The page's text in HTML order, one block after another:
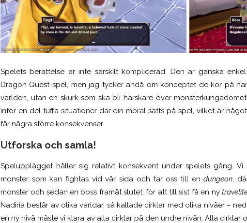
Spelets berättelse är inte särskilt komplicerad. Den är ganska
Dragon Quest-spel, men jag tycker ändå om konceptet de kör på
världen, utan en skurk som ska bli härskare över
inför en del tuffa situationer där din moral sätts på spel, vilket är
får några större konsekvenser.
Utforska och samla!
Spelupplägget håller sig relativt konsekvent under spelets gång.
monster som kan fightas vid vår sida och tar oss till endungeon,
monster och sedan en boss framåt slutet, för atttill sistfå en ny
Nadiria består av olika världar, så kallade cirklar med olika nivåer –
en ny nivå måste vi klara av alla cirklar på den undre nivån. Alla cirklar